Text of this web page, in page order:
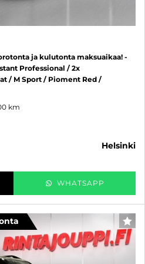
ja kulutonta maksuaikaa! -
Professional / 2x
/ M Sport / Pioment Red /
km
helsinki
WHATSAPP